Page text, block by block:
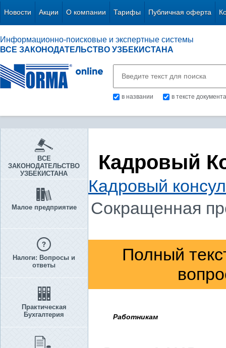
Новости Акции О компании Тарифы Публичная оферта
Информационно-поисковые и экспертные системы
ВСЕ ЗАКОНОДАТЕЛЬСТВО УЗБЕКИСТАНА
в названии в тексте документа
ВСЕ
ЗАКОНОДАТЕЛЬСТВО
УЗБЕКИСТАНА
Малое предприятие
Налоги: Вопросы и
ответы
Практическая
Бухгалтерия
Кадровый
Кадровый
Сокращенная
Полный
Работникам